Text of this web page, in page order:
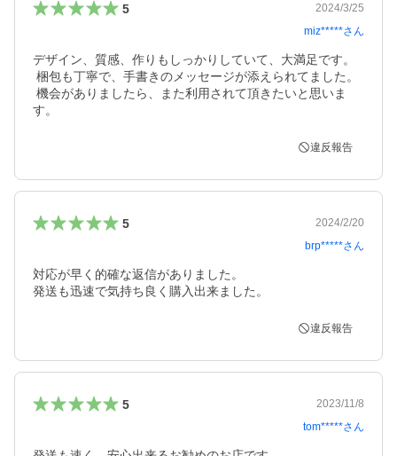
5
2024/3/25
miz*****さん
デザイン、質感、作りもしっかりしていて、大満足です。
す。
違反報告
5
2024/2/20
brp*****さん
対応が早く的確な返信がありました。
発送も迅速で気持ち良く購入出来ました。
違反報告
5
2023/11/8
tom*****さん